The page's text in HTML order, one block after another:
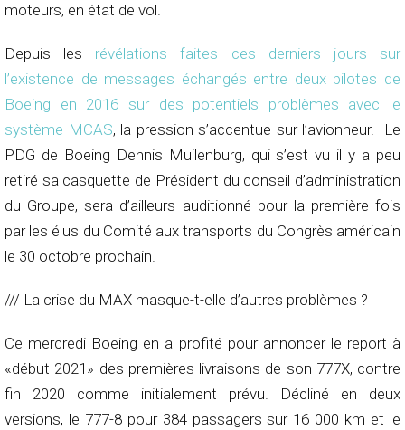
moteurs, en état de vol.
Depuis les révélations faites ces derniers jours sur
l’existence de messages échangés entre deux pilotes de
Boeing en 2016 sur des potentiels problèmes avec le
système MCAS, la pression s’accentue sur l’avionneur. Le
PDG de Boeing Dennis Muilenburg, qui s’est vu il y a peu
retiré sa casquette de Président du conseil d’administration
du Groupe, sera d’ailleurs auditionné pour la première fois
par les élus du Comité aux transports du Congrès américain
le 30 octobre prochain.
/// La crise du MAX masque-t-elle d’autres problèmes ?
Ce mercredi Boeing en a profité pour annoncer le report à
«début 2021» des premières livraisons de son 777X, contre
fin 2020 comme initialement prévu. Décliné en deux
versions, le 777-8 pour 384 passagers sur 16 000 km et le